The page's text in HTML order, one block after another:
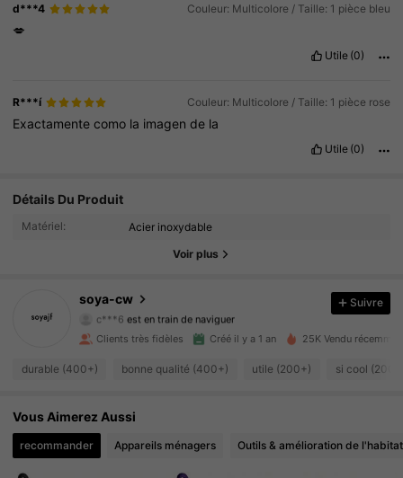
d***4 Couleur: Multicolore / Taille: 1 pièce bleu
💋
Utile (0)
R***í Couleur: Multicolore / Taille: 1 pièce rose
Exactamentecomo la imagende la
Utile (0)
Détails Du Produit
Matériel: Acier inoxydable
Voir plus
soya-cw
4.84
1.2K Suiveurs
c***6 est en train de naviguer
4.84
1.2K Suiveurs
4.84 1.2K Suiveurs
4.84 1.2K Suiveurs
4.84
Suivre
Clients très fidèles Créé il y a 1 an 25K Vendu
durable (400+) bonne qualité (400+) utile (200+) si cool
Vous Aimerez Aussi
recommander Appareils ménagers Outils & amélioration de l'habitat